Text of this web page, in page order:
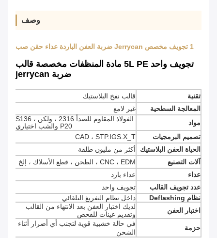
وصف
1 تجويف مخصص Jerrycan ضربة العفن الباردة عداء حقن صب
تجويف واحد 5L PE مادة المنظفات مخصصة قالب
ضربة jerrycan
تقنية
قالب نفخ البلاستيك
المعالجة السطحية
غير لامع
مواد
الفولاذ المقاوم للصدأ 2316 ، ولكن S136 ،
P20 والشب اختياري
تصميم البرمجيات
CAD ، STP.IGS.X_T
الحياة العفن البلاستيك
أكثر من مليون طلقة
آلات التصنيع
CNC ، EDM ، الطحن ، قطع الأسلاك ، إلخ
عداء
عداء بارد
عدد تجويف القالب
تجويف واحد
نظام Deflashing
داخل نظام التفريغ التلقائي
اختبار العفن
لديك اختبار العفن بعد الانتهاء من القالب
وتقديم عينات للفحص
حزمة
في حالة خشبية قوية لتجنب أي أضرار أثناء
الشحن